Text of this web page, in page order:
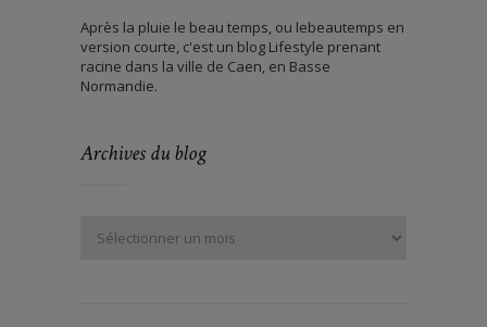
Après la pluie le beau temps, ou lebeautemps en
version courte, c'est un blog Lifestyle prenant
racine dans la ville de Caen, en Basse
Normandie.
Archives du blog